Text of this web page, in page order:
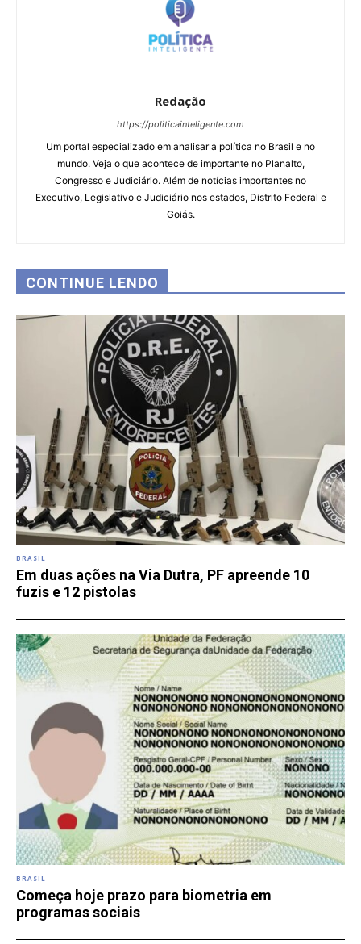
Redação
https://politicainteligente.com
Um portal especializado em analisar a política no Brasil e no
mundo. Veja o que acontece de importante no Planalto,
Congresso e Judiciário. Além de notícias importantes no
Executivo, Legislativo e Judiciário nos estados, Distrito Federal e
Goiás.
CONTINUE LENDO
BRASIL
Em duas ações na Via Dutra, PF apreende 10
fuzis e 12 pistolas
BRASIL
Começa hoje prazo para biometria em
programas sociais